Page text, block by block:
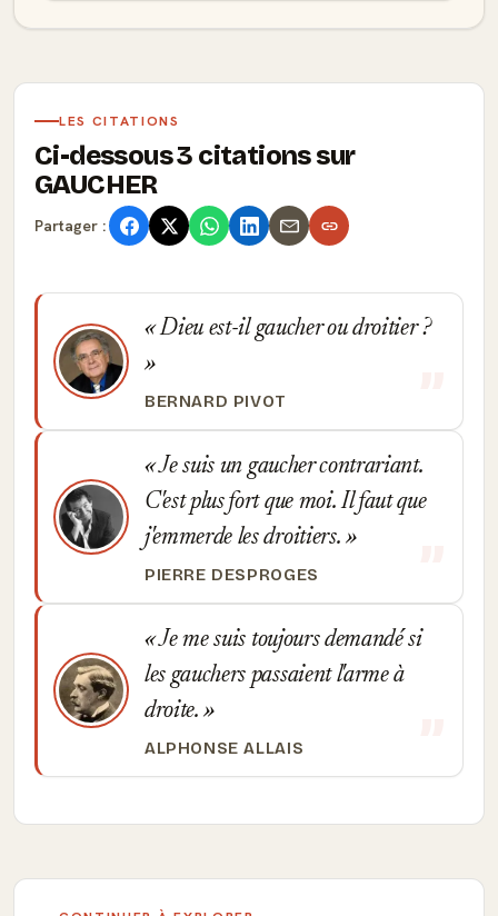
LES CITATIONS
Ci-dessous 3 citations sur
GAUCHER
Partager :
Dieu est-il gaucher ou droitier ?
BERNARD PIVOT
Je suis un gaucher contrariant.
C'est plus fort que moi. Il faut que
j'emmerde les droitiers.
PIERRE DESPROGES
Je me suis toujours demandé si
les gauchers passaient l'arme à
droite.
ALPHONSE ALLAIS